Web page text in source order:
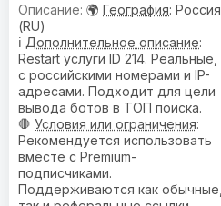
🌍 География: Россия
(RU)
ℹ️ Дополнительное описание:
Restart услуги ID 214. Реальные,
с российскими номерами и IP-
адресами. Подходит для цели
вывода ботов в ТОП поиска.
🛑 Условия или ограничения:
Рекомендуется использовать
вместе с Premium-
подписчиками.
Поддерживаются как обычные,